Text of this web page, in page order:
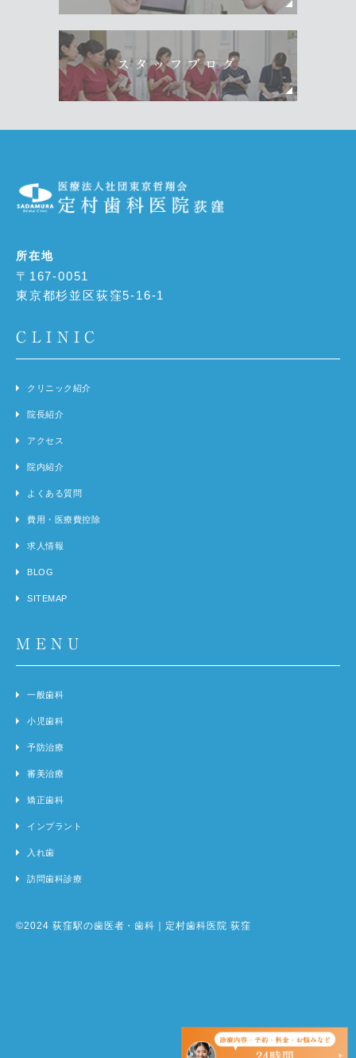
スタッフブログ
所在地
〒167-0051
東京都杉並区荻窪5-16-1
CLINIC
クリニック紹介
院長紹介
アクセス
院内紹介
よくある質問
費用・医療費控除
求人情報
BLOG
SITEMAP
MENU
一般歯科
小児歯科
予防治療
審美治療
矯正歯科
インプラント
入れ歯
訪問歯科診療
©2024 荻窪駅の歯医者・歯科｜定村歯科医院 荻窪